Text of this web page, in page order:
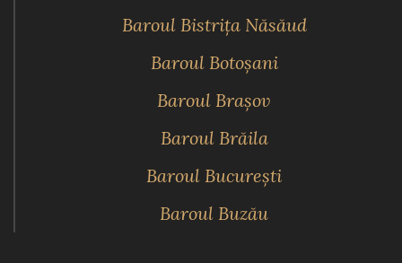
Baroul Bistriţa Năsăud
Baroul Botoşani
Baroul Braşov
Baroul Brăila
Baroul Bucureşti
Baroul Buzău